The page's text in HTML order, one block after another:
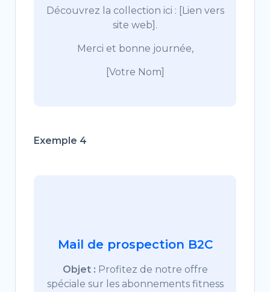
Découvrez la collection ici : [Lien vers
site web].
Merci et bonne journée,
[Votre Nom]
Exemple 4
Mail de prospection B2C
Objet : Profitez de notre offre
spéciale sur les abonnements fitness